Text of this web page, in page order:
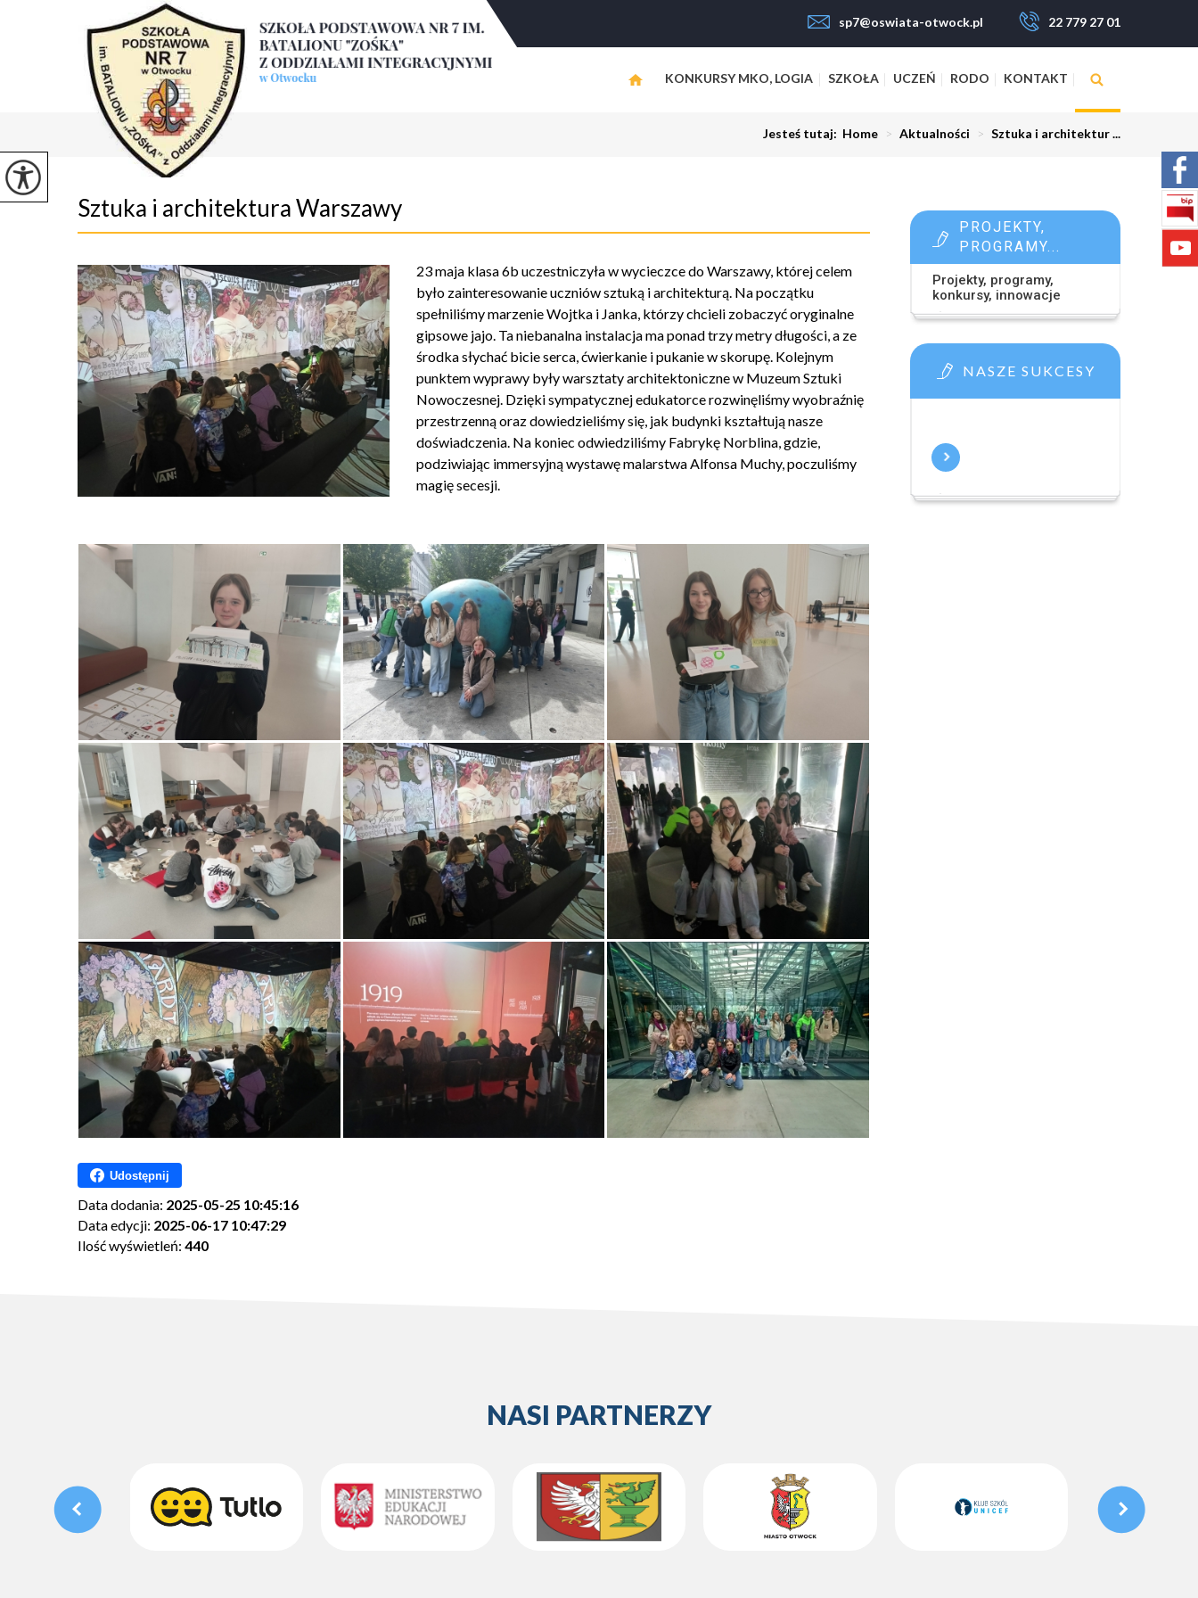
sp7@oswiata-otwock.pl 22 779 27 01
KONKURSY MKO, LOGIA SZKOŁA UCZEŃ RODO KONTAKT
Jesteś tutaj: Home > Aktualności > Sztuka i architektur ...
Sztuka i architektura Warszawy
23 maja klasa 6b uczestniczyła w wycieczce do Warszawy, której celem
było zainteresowanie uczniów sztuką i architekturą. Na początku
spełniliśmy marzenie Wojtka i Janka, którzy chcieli zobaczyć oryginalne
gipsowe jajo. Ta niebanalna instalacja ma ponad trzy metry długości, a ze
środka słychać bicie serca, ćwierkanie i pukanie w skorupę. Kolejnym
punktem wyprawy były warsztaty architektoniczne w Muzeum Sztuki
Nowoczesnej. Dzięki sympatycznej edukatorce rozwinęliśmy wyobraźnię
przestrzenną oraz dowiedzieliśmy się, jak budynki kształtują nasze
doświadczenia. Na koniec odwiedziliśmy Fabrykę Norblina, gdzie,
podziwiając immersyjną wystawę malarstwa Alfonsa Muchy, poczuliśmy
magię secesji.
Udostępnij
Data dodania: 2025-05-25 10:45:16
Data edycji: 2025-06-17 10:47:29
Ilość wyświetleń: 440
PROJEKTY,
PROGRAMY...
Projekty, programy,
konkursy, innowacje
NASZE SUKCESY
NASI PARTNERZY